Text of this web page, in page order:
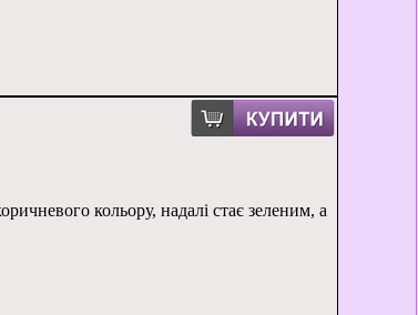
кольору, надалі стає зеленим, а